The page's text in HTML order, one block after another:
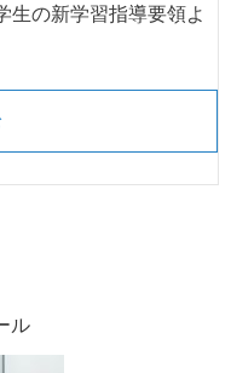
生の新学習指導要領よ
ル